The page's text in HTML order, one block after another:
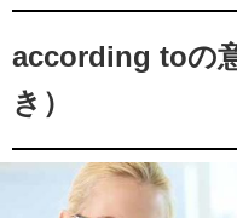
according toの
き）